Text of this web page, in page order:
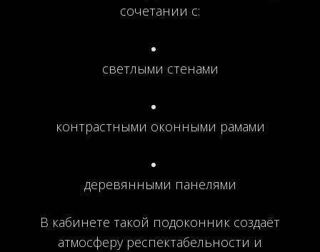
сочетании с:
светлыми стенами
контрастными оконными рамами
деревянными панелями
В кабинете такой подоконник создаёт
атмосферу респектабельности и